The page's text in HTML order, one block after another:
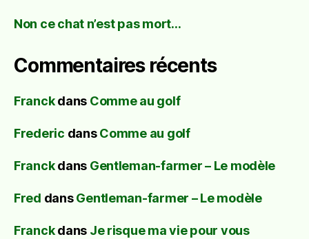
Non ce chat n’est pas mort…
Commentaires récents
Franckdans Comme au golf
Frederic dansComme au golf
Franckdans Gentleman-farmer – Le modèle
Fred dansGentleman-farmer – Le modèle
Franckdans Je risque ma vie pour vous